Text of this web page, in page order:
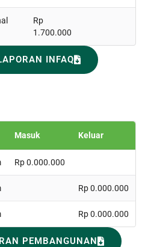
Rp
1.700.000
INFAQ
Masuk Keluar
Rp 0.000.000
Rp 0.000.000
Rp 0.000.000
PEMBANGUNAN